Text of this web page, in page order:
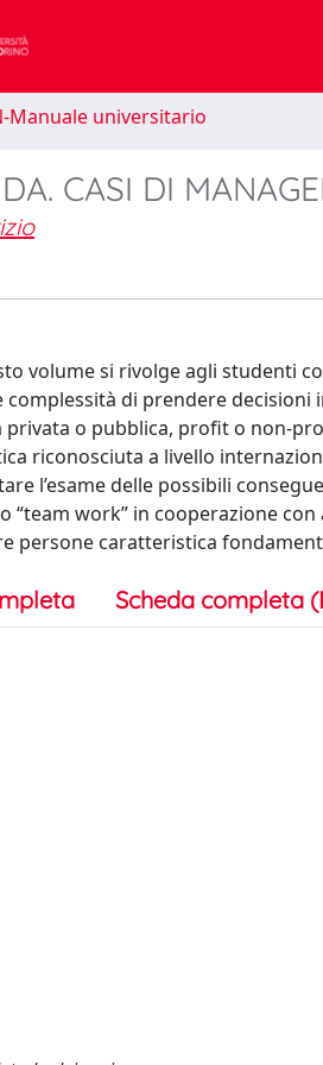
Manuale universitario
CASI DI
volume si rivolge agli studenti
di prendere
o pubblica, profit o non-
riconosciuta a livello
l’esame delle possibili
“team work” in cooperazione
persone caratteristica
Scheda completa